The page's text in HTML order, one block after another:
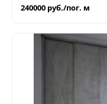
240000 руб./пог. м